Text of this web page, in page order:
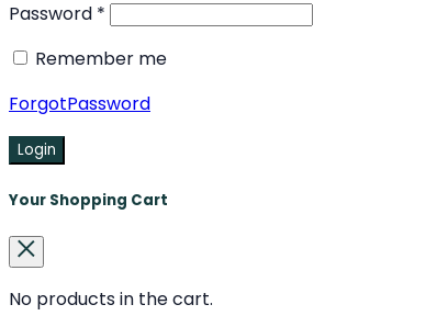
Password *
Remember me
ForgotPassword
Login
Your Shopping Cart
No products in the cart.